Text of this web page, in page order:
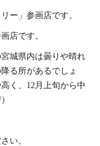
ー」参画店です。
店です。
城県内は曇りや晴れ
る所があるでしょ
く、12月上旬から中
い。